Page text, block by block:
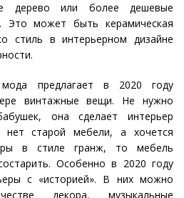
дерево или более дешевые
Это может быть керамическая
стиль в интерьерном дизайне
предлагает в 2020 году
винтажные вещи. Не нужно
она сделает интерьер
старой мебели, а хочется
в стиле гранж, то мебель
Особенно в 2020 году
с «историей». В них можно
декора, музыкальные